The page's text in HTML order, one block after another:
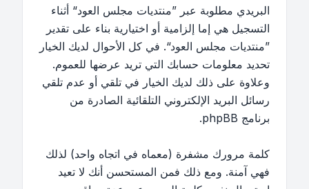
البريدي مطلوبة عبر ”منتديات مجلس العود“ أثناء
التسجيل هي إما إلزامية أو اختيارية بناء على تقدير
”منتديات مجلس العود“. في كل الأحوال لديك الخيار
تحديد معلومات حسابك التي تريد عرضها للعموم.
وعلاوة على ذلك لديك الخيار في تلقي أو عدم تلقي
رسائل البريد الإلكتروني التلقائية الصادرة من
برنامج phpBB.
كلمة مرورك مشفرة (معماه في اتجاه واحد) لذلك
فهي آمنة. ومع ذلك فمن المستحسن أنك لا تعيد